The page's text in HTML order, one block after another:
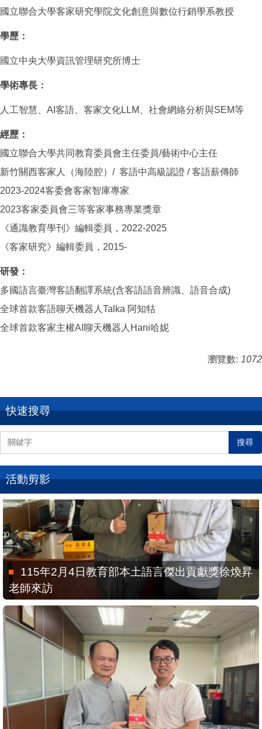
國立聯合大學客家研究學院文化創意與數位行銷學系教授
學歷：
國立中央大學資訊管理研究所博士
學術專長：
人工智慧、AI客語、客家文化LLM、社會網絡分析與SEM等
經歷：
國立聯合大學共同教育委員會主任委員/藝術中心主任
新竹關西客家人（海陸腔）/ 客語中高級認證 / 客語薪傳師
2023-2024客委會客家智庫專家
2023客家委員會三等客家事務專業獎章
《通識教育學刊》編輯委員，2022-2025
《客家研究》編輯委員，2015-
研發：
多國語言臺灣客語翻譯系統(含客語語音辨識、語音合成)
全球首款客語聊天機器人Talka 阿知牯
全球首款客家主權AI聊天機器人Hani哈妮
瀏覽數: 1072
快速搜尋
搜尋
活動剪影
115年2月4日教育部本土語言傑出貢獻獎徐煥昇
老師來訪